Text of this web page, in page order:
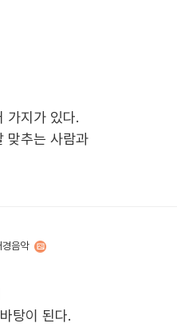
가지가 있다.
맞추는 사람과
탕이 된다.